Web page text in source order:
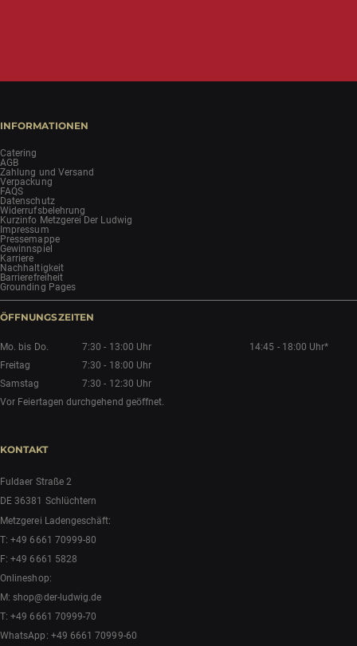
INFORMATIONEN
Catering
AGB
Zahlung und Versand
Verpackung
FAQS
Datenschutz
Widerrufsbelehrung
Kurzinfo Metzgerei Der Ludwig
Impressum
Pressemappe
Gewinnspiel
Karriere
Nachhaltigkeit
Barrierefreiheit
Grounding Pages
ÖFFNUNGSZEITEN
Mo. bis Do. 7:30 - 13:00 Uhr
14:45 - 18:00 Uhr*
Freitag
7:30 - 18:00 Uhr
Samstag
7:30 - 12:30 Uhr
Vor Feiertagen durchgehend geöffnet.
KONTAKT
Fuldaer Straße 2
DE 36381 Schlüchtern
Metzgerei Ladengeschäft:
T:+49 6661 70999-80
F: +49 6661 5828
Onlineshop:
M:shop@der-ludwig.de
T:+49 6661 70999-70
WhatsApp: +49 6661 70999-60